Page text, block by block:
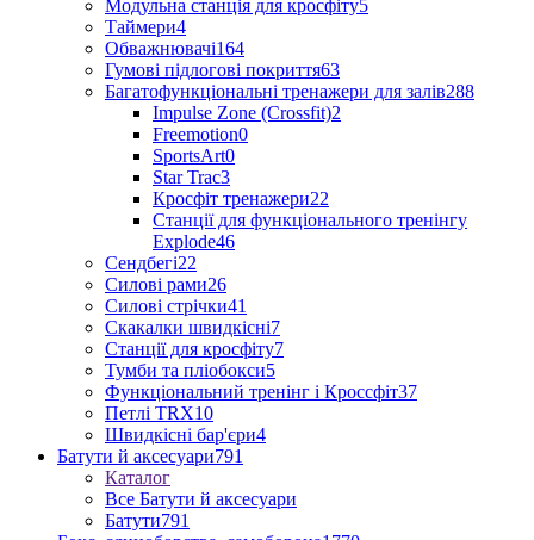
Модульна станція для кросфіту5
Таймери4
Обважнювачі164
Гумові підлогові покриття63
Багатофункціональні тренажери для залів288
Impulse Zone (Crossfit)2
Freemotion0
SportsArt0
Star Trac3
Кросфіт тренажери22
Станції для функціонального тренінгу
Explode46
Сендбегі22
Силові рами26
Силові стрічки41
Скакалки швидкісні7
Станції для кросфіту7
Тумби та пліобокси5
Функціональний тренінг і Кроссфіт37
Петлі TRX10
Швидкісні бар'єри4
Батути й аксесуари791
Каталог
Все Батути й аксесуари
Батути791